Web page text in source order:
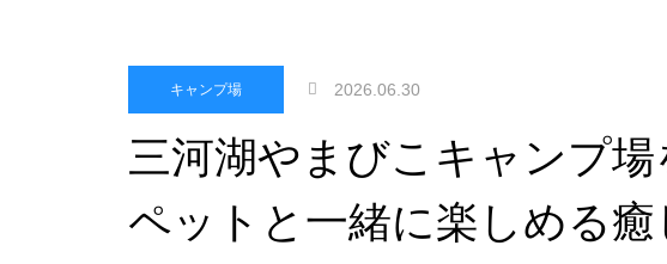
キャンプ場 2026.06.30
三河湖やまびこキャンプ場
ペットと一緒に楽しめる癒